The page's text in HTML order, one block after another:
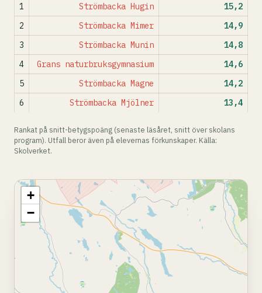
1 Strömbacka Hugin
15,2
2
Strömbacka Mimer
14,9
3
Strömbacka Munin
14,8
4
Grans naturbruksgymnasium
14,6
5
Strömbacka Magne
14,2
6
Strömbacka Mjölner 13,4
Rankat på snitt-betygspoäng (senaste läsåret, snitt över skolans
program). Utfall beror även på elevernas förkunskaper. Källa:
Skolverket.
+
−